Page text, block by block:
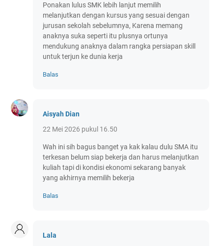
Ponakan lulus SMK lebih lanjut memilih
melanjutkan dengan kursus yang sesuai dengan
jurusan sekolah sebelumnya, Karena memang
anaknya suka seperti itu plusnya ortunya
mendukung anaknya dalam rangka persiapan skill
untuk terjun ke dunia kerja
Balas
Aisyah Dian
22 Mei 2026 pukul 16.50
Wah ini sih bagus banget ya kak kalau dulu SMA itu
terkesan belum siap bekerja dan harus melanjutkan
kuliah tapi di kondisi ekonomi sekarang banyak
yang akhirnya memilih bekerja
Balas
Lala